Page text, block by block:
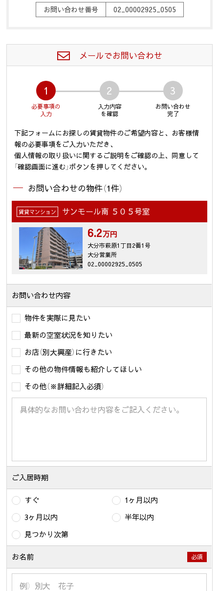
お問い合わせ番号 02_00002925_0505
メールでお問い合わせ
1
必要事項の
入力
2
入力内容
を確認
3
お問い合わせ
完了
下記フォームにお探しの賃貸物件のご希望内容と、お客様情
報の必要事項をご入力いただき、
個人情報の取り扱いに関するご説明をご確認の上、同意して
「確認画面に進む」ボタンを押してください。
お問い合わせの物件（1件）
賃貸マンション サンモール南 ５０５号室
6.2万円
大分市萩原1丁目2番1号
大分営業所
02_00002925_0505
お問い合わせ内容
物件を実際に見たい
最新の空室状況を知りたい
お店（別大興産）に行きたい
その他の物件情報も紹介してほしい
その他（※詳細記入必須）
ご入居時期
すぐ
1ヶ月以内
3ヶ月以内
半年以内
見つかり次第
お名前 必須